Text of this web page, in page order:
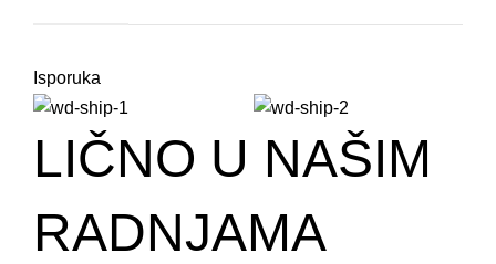
Isporuka
LIČNO U NAŠIM
RADNJAMA